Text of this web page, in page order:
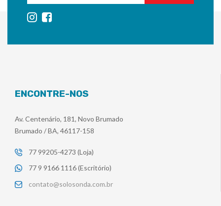
ENCONTRE-NOS
Av. Centenário, 181, Novo Brumado
Brumado / BA, 46117-158
77 99205-4273 (Loja)
77 9 9166 1116 (Escritório)
contato@solosonda.com.br